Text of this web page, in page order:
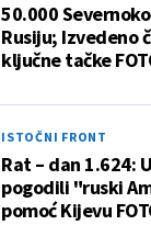
50.000
Rusiju; Izvedeno
ključne tačke
ISTOČNI FRONT
Rat – dan 1.624:
pogodili "ruski
pomoć Kijevu